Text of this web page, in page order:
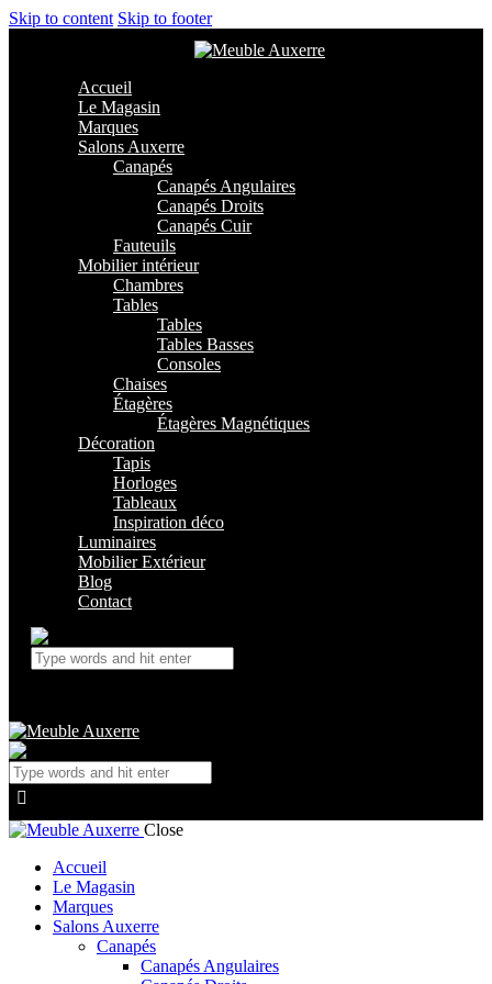
Skip to content Skip to footer
Accueil
Le Magasin
Marques
Salons Auxerre
Canapés
Canapés Angulaires
Canapés Droits
Canapés Cuir
Fauteuils
Mobilier intérieur
Chambres
Tables
Tables
Tables Basses
Consoles
Chaises
Étagères
Étagères Magnétiques
Décoration
Tapis
Horloges
Tableaux
Inspiration déco
Luminaires
Mobilier Extérieur
Blog
Contact
Close
Accueil
Le Magasin
Marques
Salons Auxerre
Canapés
Canapés Angulaires